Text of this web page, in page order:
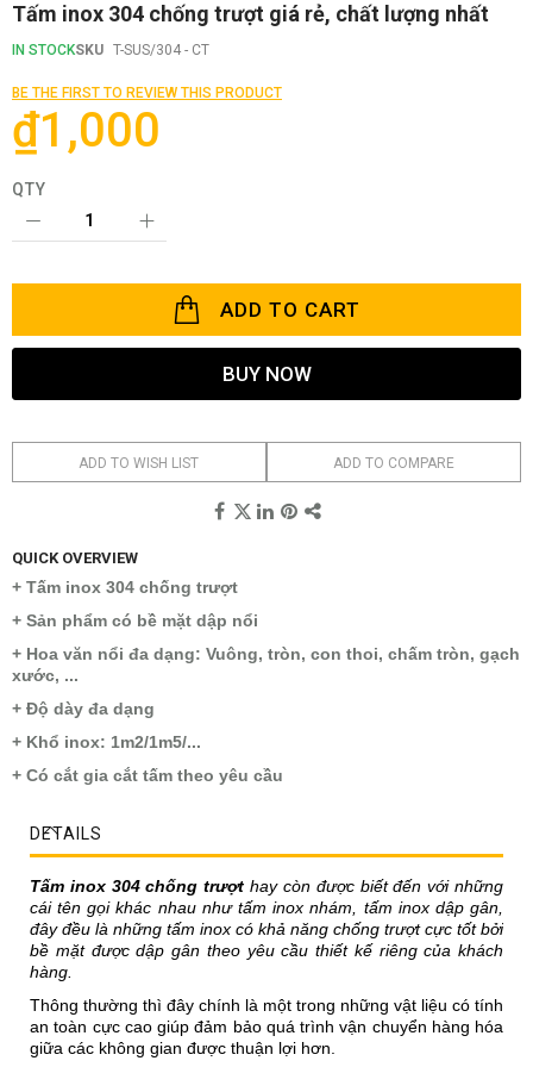
Skip
the
of
the
images
gallery
Tấm inox 304 chống trượt giá rẻ, chất lượng nhất
IN STOCKSKU T-SUS/304 - CT
BE THE FIRST TO REVIEW THIS PRODUCT
₫1,000
QTY
ADD TO CART
BUY NOW
ADD TO WISH LIST ADD TO COMPARE
QUICK OVERVIEW
+ Tấm inox 304 chống trượt
+ Sản phẩm có bề mặt dập nổi
+ Hoa văn nổi đa dạng: Vuông, tròn, con thoi, chấm tròn, gạch
xước, ...
+ Độ dày đa dạng
+ Khổ inox: 1m2/1m5/...
+ Có cắt gia cắt tấm theo yêu cầu
DETAILS
Tấm inox 304 chống trượt hay còn được biết đến với những
cái tên gọi khác nhau như tấm inox nhám, tấm inox dập gân,
đây đều là những tấm inox có khả năng chống trượt cực tốt bởi
bề mặt được dập gân theo yêu cầu thiết kế riêng của khách
hàng.
Thông thường thì đây chính là một trong những vật liệu có tính
an toàn cực cao giúp đảm bảo quá trình vận chuyển hàng hóa
giữa các không gian được thuận lợi hơn.